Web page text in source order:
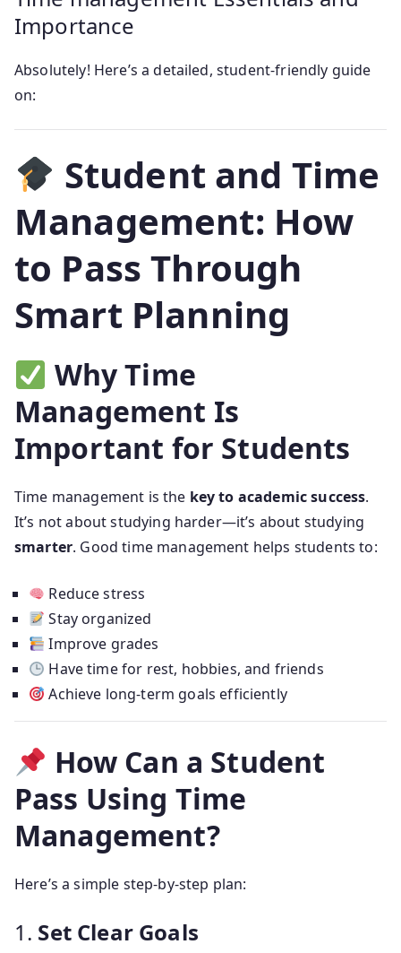
Importance
Absolutely! Here’s a detailed, student-friendly guide
on:
Student and Time
Management: How
to Pass Through
Smart Planning
Why Time
Management Is
Important for Students
Time management is the key to academic success.
It’s not about studying harder—it’s about studying
smarter. Good time management helps students to:
Reduce stress
Stay organized
Improve grades
Have time for rest, hobbies, and friends
Achieve long-term goals efficiently
How Can a Student
Pass Using Time
Management?
Here’s a simple step-by-step plan:
1. Set Clear Goals